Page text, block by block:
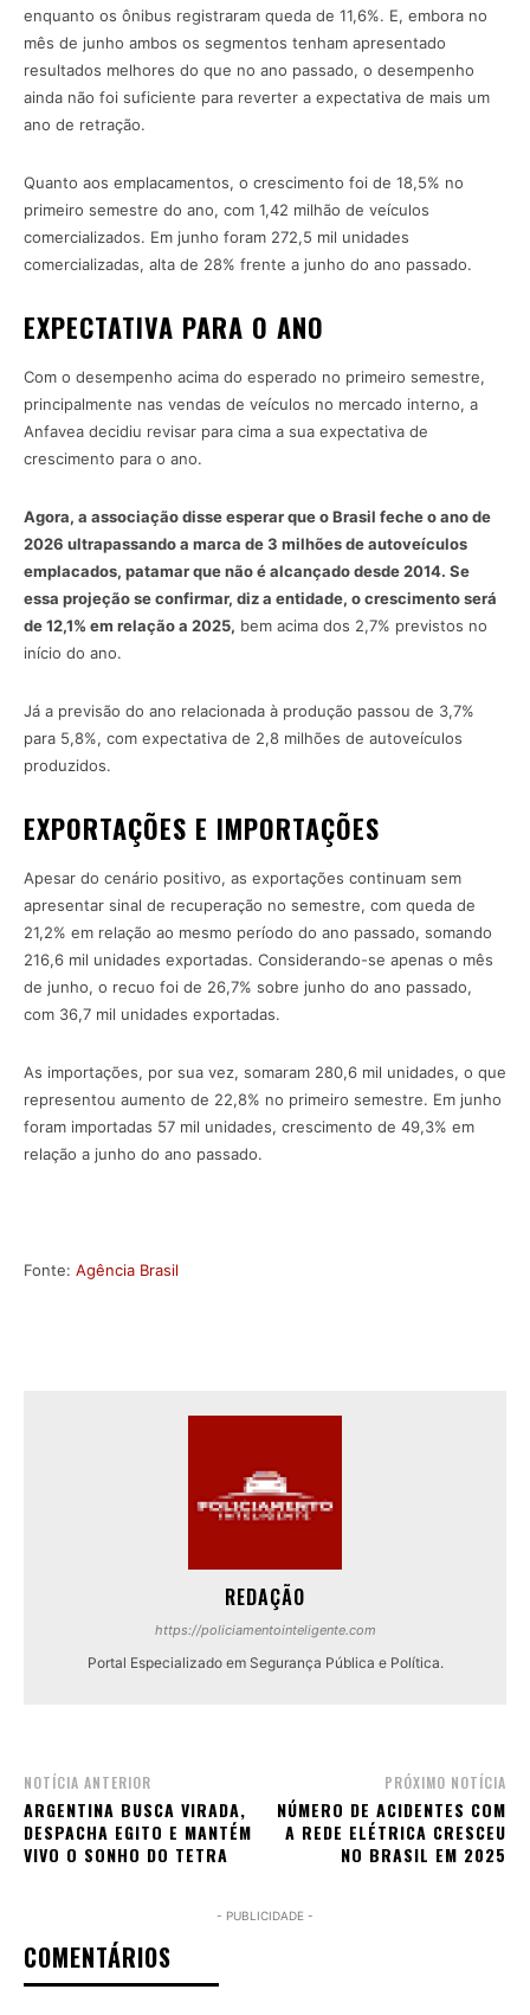
enquanto os ônibus registraram queda de 11,6%. E, embora no
mês de junho ambos os segmentos tenham apresentado
resultados melhores do que no ano passado, o desempenho
ainda não foi suficiente para reverter a expectativa de mais um
ano de retração.
Quanto aos emplacamentos, o crescimento foi de 18,5% no
primeiro semestre do ano, com 1,42 milhão de veículos
comercializados. Em junho foram 272,5 mil unidades
comercializadas, alta de 28% frente a junho do ano passado.
EXPECTATIVA PARA O ANO
Com o desempenho acima do esperado no primeiro semestre,
principalmente nas vendas de veículos no mercado interno, a
Anfavea decidiu revisar para cima a sua expectativa de
crescimento para o ano.
Agora, a associação disse esperar que o Brasil feche o ano de
2026 ultrapassando a marca de 3 milhões de autoveículos
emplacados, patamar que não é alcançado desde 2014. Se
essa projeção se confirmar, diz a entidade, o crescimento será
de 12,1% em relação a 2025, bem acima dos 2,7% previstos no
início do ano.
Já a previsão do ano relacionada à produção passou de 3,7%
para 5,8%, com expectativa de 2,8 milhões de autoveículos
produzidos.
EXPORTAÇÕES E IMPORTAÇÕES
Apesar do cenário positivo, as exportações continuam sem
apresentar sinal de recuperação no semestre, com queda de
21,2% em relação ao mesmo período do ano passado, somando
216,6 mil unidades exportadas. Considerando-se apenas o mês
de junho, o recuo foi de 26,7% sobre junho do ano passado,
com 36,7 mil unidades exportadas.
As importações, por sua vez, somaram 280,6 mil unidades, o que
representou aumento de 22,8% no primeiro semestre. Em junho
foram importadas 57 mil unidades, crescimento de 49,3% em
relação a junho do ano passado.
Fonte: Agência Brasil
REDAÇÃO
https://policiamentointeligente.com
Portal Especializado em Segurança Pública e Política.
NOTÍCIA ANTERIOR
ARGENTINA BUSCA VIRADA,
DESPACHA EGITO E MANTÉM
VIVO O SONHO DO TETRA
PRÓXIMO NOTÍCIA
NÚMERO DE ACIDENTES COM
A REDE ELÉTRICA CRESCEU
NO BRASIL EM 2025
- PUBLICIDADE -
COMENTÁRIOS